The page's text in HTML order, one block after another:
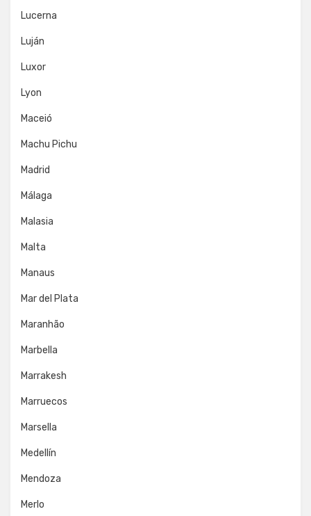
Lucerna
Luján
Luxor
Lyon
Maceió
Machu Pichu
Madrid
Málaga
Malasia
Malta
Manaus
Mar del Plata
Maranhão
Marbella
Marrakesh
Marruecos
Marsella
Medellín
Mendoza
Merlo